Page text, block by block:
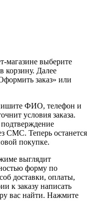
магазине выберите
корзину. Далее
заказ» или
ФИО, телефон и
условия заказа.
подтверждение
СМС. Теперь останется
покупке.
выглядит
форму по
доставки, оплаты,
к заказу написать
вас найти. Нажмите